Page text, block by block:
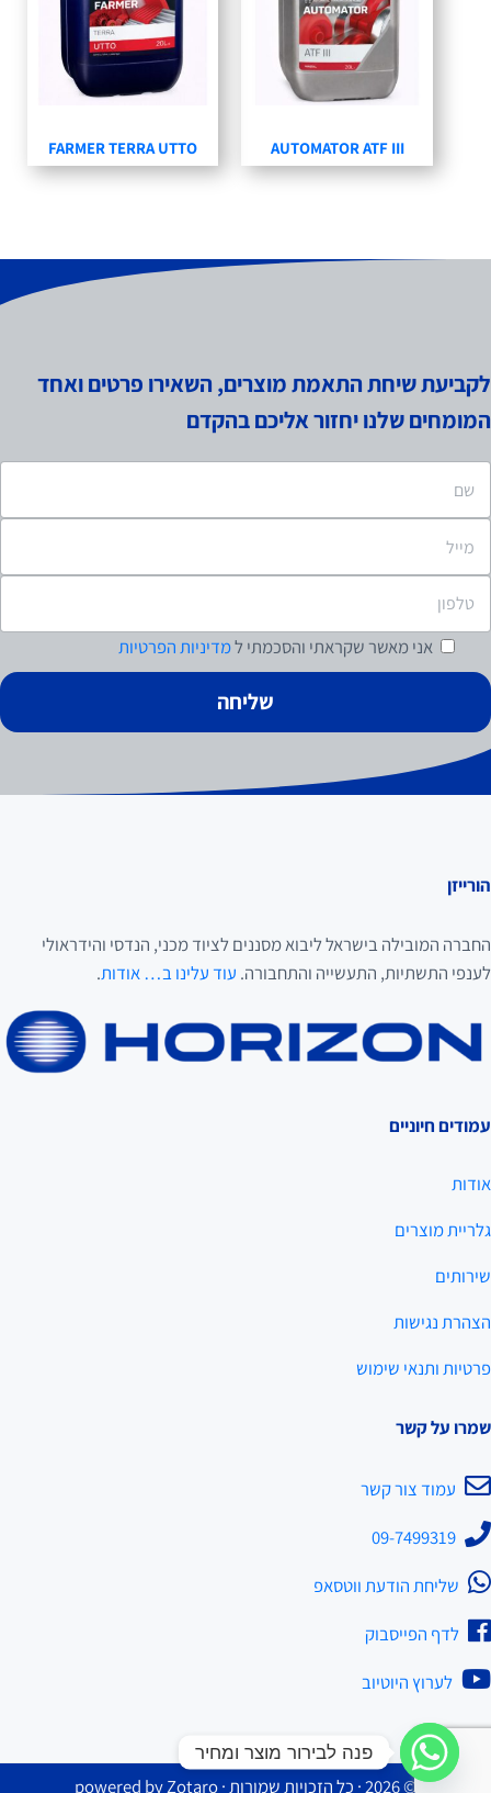
AUTOMATOR ATF III
FARMER TERRA UTTO
לקביעת שיחת התאמת מוצרים, השאירו פרטים ואחד
המומחים שלנו יחזור אליכם בהקדם
אני מאשרשקראתי והסכמתי למדיניות הפרטיות
הורייזן
החברה המובילה בישראל ליבוא מסננים לציוד מכני, הנדסי והידראולי
לענפי התשתיות, התעשייה והתחבורה. עוד עלינו ב… אודות.
עמודים חיוניים
אודות
גלריית מוצרים
שירותים
הצהרת נגישות
פרטיות ותנאי שימוש
שמרו על קשר
עמוד צור קשר
09-7499319
שליחת הודעת ווטסאפ
לדף הפייסבוק
לערוץ היוטיוב
© 2026 · כל הזכויות שמורות · powered by Zotaro
פנה לבירור מוצר ומחיר